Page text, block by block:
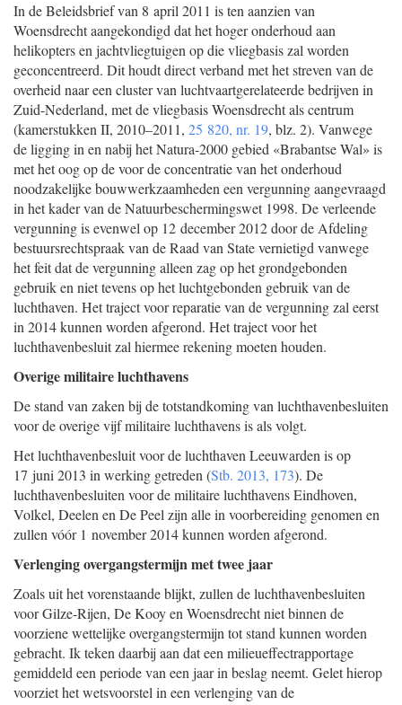
In de Beleidsbrief van 8 april 2011 is ten aanzien van
Woensdrecht aangekondigd dat het hoger onderhoud aan
helikopters en jachtvliegtuigen op die vliegbasis zal worden
geconcentreerd. Dit houdt direct verband met het streven van de
overheid naar een cluster van luchtvaartgerelateerde bedrijven in
Zuid-Nederland, met de vliegbasis Woensdrecht als centrum
(kamerstukken II, 2010–2011, 25 820, nr. 19, blz. 2). Vanwege
de ligging in en nabij het Natura-2000 gebied «Brabantse Wal» is
met het oog op de voor de concentratie van het onderhoud
noodzakelijke bouwwerkzaamheden een vergunning aangevraagd
in het kader van de Natuurbeschermingswet 1998. De verleende
vergunning is evenwel op 12 december 2012 door de Afdeling
bestuursrechtspraak van de Raad van State vernietigd vanwege
het feit dat de vergunning alleen zag op het grondgebonden
gebruik en niet tevens op het luchtgebonden gebruik van de
luchthaven. Het traject voor reparatie van de vergunning zal eerst
in 2014 kunnen worden afgerond. Het traject voor het
luchthavenbesluit zal hiermee rekening moeten houden.
Overige militaire luchthavens
De stand van zaken bij de totstandkoming van luchthavenbesluiten
voor de overige vijf militaire luchthavens is als volgt.
Het luchthavenbesluit voor de luchthaven Leeuwarden is op
17 juni 2013 in werking getreden (Stb. 2013, 173). De
luchthavenbesluiten voor de militaire luchthavens Eindhoven,
Volkel, Deelen en De Peel zijn alle in voorbereiding genomen en
zullen vóór 1 november 2014 kunnen worden afgerond.
Verlenging overgangstermijn met twee jaar
Zoals uit het vorenstaande blijkt, zullen de luchthavenbesluiten
voor Gilze-Rijen, De Kooy en Woensdrecht niet binnen de
voorziene wettelijke overgangstermijn tot stand kunnen worden
gebracht. Ik teken daarbij aan dat een milieueffectrapportage
gemiddeld een periode van een jaar in beslag neemt. Gelet hierop
voorziet het wetsvoorstel in een verlenging van de